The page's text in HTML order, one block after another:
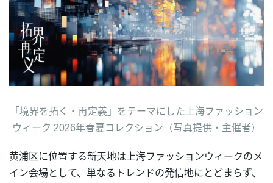
「境界を拓く・再定義」をテーマにした上海ファッション
ウィーク 2026年春夏コレクション（写真提供・主催者）
黄浦区に位置する新天地は上海ファッションウィークのメ
イン会場として、単なるトレンドの発信地にとどまらず、